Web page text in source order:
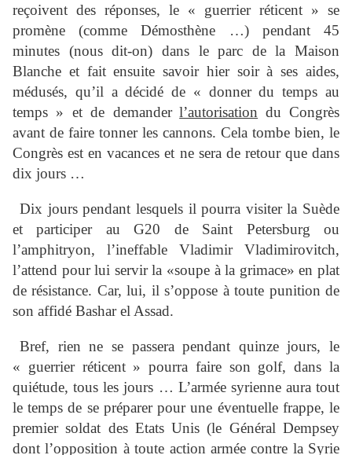
reçoivent des réponses, le « guerrier réticent » se
promène (comme Démosthène …) pendant 45
minutes (nous dit-on) dans le parc de la Maison
Blanche et fait ensuite savoir hier soir à ses aides,
médusés, qu’il a décidé de « donner du temps au
temps » et de demander l’autorisation du Congrès
avant de faire tonner les cannons. Cela tombe bien, le
Congrès est en vacances et ne sera de retour que dans
dix jours …
Dix jours pendant lesquels il pourra visiter la Suède
et participer au G20 de Saint Petersburg ou
l’amphitryon, l’ineffable Vladimir Vladimirovitch,
l’attend pour lui servir la «soupe à la grimace» en plat
de résistance. Car, lui, il s’oppose à toute punition de
son affidé Bashar el Assad.
Bref, rien ne se passera pendant quinze jours, le
« guerrier réticent » pourra faire son golf, dans la
quiétude, tous les jours … L’armée syrienne aura tout
le temps de se préparer pour une éventuelle frappe, le
premier soldat des Etats Unis (le Général Dempsey
dont l’opposition à toute action armée contre la Syrie